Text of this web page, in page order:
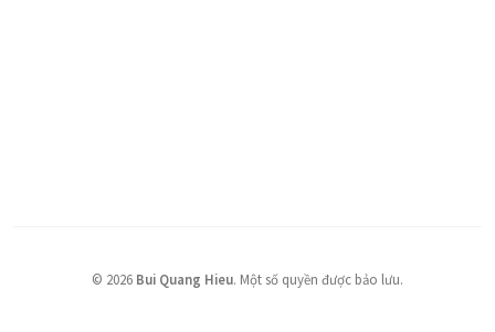
© 2026 Bui Quang Hieu. Một số quyền được bảo lưu.